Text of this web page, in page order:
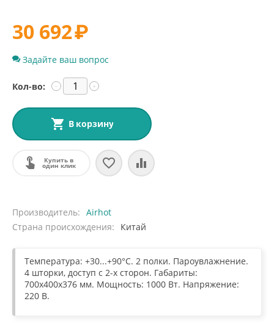
30 692₽
Задайте ваш вопрос
Кол-во: +
−
В корзину
Купить в
один клик
Производитель
Airhot
Страна происхождения
Китай
Температура: +30...+90°C. 2 полки. Пароувлажнение.
4 шторки, доступ с 2-х сторон. Габариты:
700x400x376 мм. Мощность: 1000 Вт. Напряжение:
220 В.